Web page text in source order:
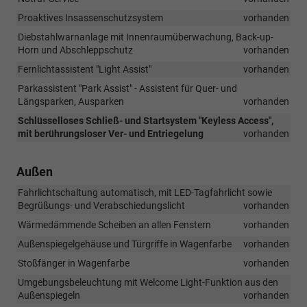
Proaktives Insassenschutzsystem
vorhanden
Diebstahlwarnanlage mit Innenraumüberwachung, Back-up-
Horn und Abschleppschutz
vorhanden
Fernlichtassistent "Light Assist"
vorhanden
Parkassistent "Park Assist" - Assistent für Quer- und
Längsparken, Ausparken
vorhanden
Schlüsselloses Schließ- und Startsystem "Keyless Access",
mit berührungsloser Ver- und Entriegelung
vorhanden
Außen
Fahrlichtschaltung automatisch, mit LED-Tagfahrlicht sowie
Begrüßungs- und Verabschiedungslicht
vorhanden
Wärmedämmende Scheiben an allen Fenstern
vorhanden
Außenspiegelgehäuse und Türgriffe in Wagenfarbe
vorhanden
Stoßfänger in Wagenfarbe
vorhanden
Umgebungsbeleuchtung mit Welcome Light-Funktion aus den
Außenspiegeln
vorhanden